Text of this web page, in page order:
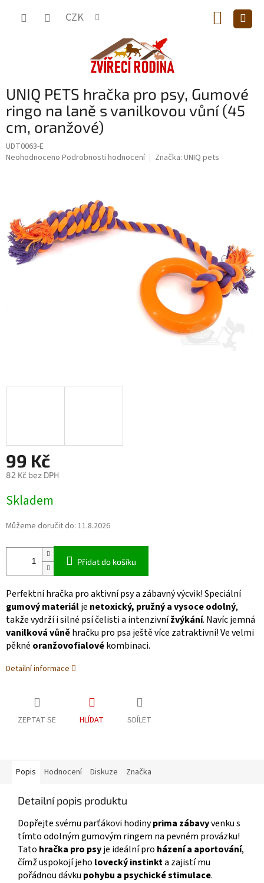
CZK
KOŠÍK
UNIQ PETS hračka pro psy, Gumové
ringo na laně s vanilkovou vůní (45
cm, oranžové)
UDT0063-E
Průměrné
hvězdiček.
Neohodnoceno Podrobnosti hodnocení Značka: UNIQ pets
99 Kč
82 Kč bez DPH
cena:
Skladem
Můžeme doručit do: 11.8.2026
Přidat do košíku
Perfektní hračka pro aktivní psy a zábavný výcvik! Speciální
gumový materiálje netoxický, pružný a vysoce odolný,
takže vydrží i silné psí čelisti a intenzivnížvýkání. Navíc jemná
vanilková vůněhračku pro psa ještě více zatraktivní! Ve velmi
pěkné oranžovofialovékombinaci.
Detailní informace
ZEPTAT SE HLÍDAT SDÍLET
Popis Hodnocení Diskuze Značka
Detailní popis produktu
Dopřejte svému parťákovi hodinyprima zábavyvenku s
tímto odolným gumovým ringem na pevném provázku!
Tato hračka pro psyje ideální pro házení a aportování,
čímž uspokojí jeho lovecký instinkta zajistí mu
pořádnou dávku pohybu a psychické stimulace.